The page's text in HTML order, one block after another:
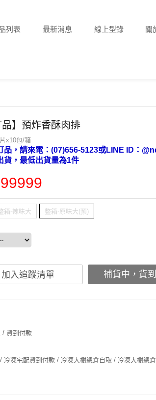
列表 最新消息 線上型錄 關
品】預炸香酥肉排
x10包/箱
品，請來電：(07)656-5123或LINE ID：
貨，最低出貨量為1件
箱-辣味大 整箱-原味大(預)
加入追蹤清單 補貨中，貨
/ 貨到付款
冷凍宅配貨到付款 / 冷凍大樹總倉自取 / 冷凍大樹總